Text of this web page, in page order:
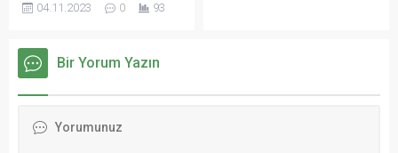
olacak. Siyah-beyazlılar,
maçlık aradan sonra
galibiyet almak istiyor.
04.11.2023 0 93
Bir Yorum Yazın